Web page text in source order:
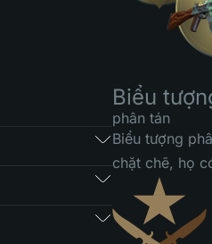
Biểu
phân tán
Biểu tượng
chặt chẽ, họ